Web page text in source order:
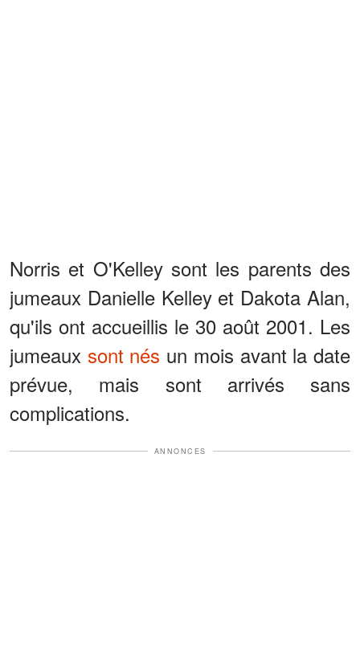
Norris et O'Kelley sont les parents des
jumeaux Danielle Kelley et Dakota Alan,
qu'ils ont accueillis le 30 août 2001. Les
jumeaux sont nés un mois avant la date
prévue, mais sont arrivés sans
complications.
ANNONCES